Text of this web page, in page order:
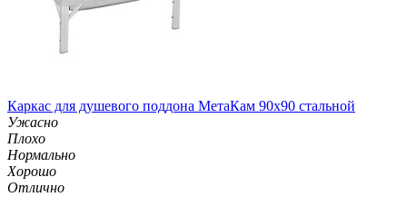
Каркас для душевого поддона МетаКам 90х90 стальной
Ужасно
Плохо
Нормально
Хорошо
Отлично